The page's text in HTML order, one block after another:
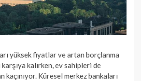
yüksek fiyatlar ve artan borçlanma
kalırken, ev sahipleri de
kaçınıyor. Küresel merkez bankaları